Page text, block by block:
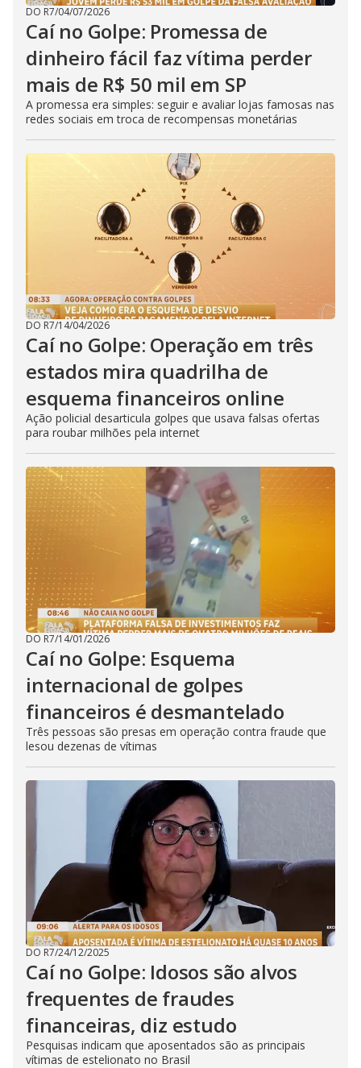
DO R7/04/07/2026
Caí no Golpe: Promessa de
dinheiro fácil faz vítima perder
mais de R$ 50 mil em SP
A promessa era simples: seguir e avaliar lojas famosas nas
redes sociais em troca de recompensas monetárias
DO R7/14/04/2026
Caí no Golpe: Operação em três
estados mira quadrilha de
esquema financeiros online
Ação policial desarticula golpes que usava falsas ofertas
para roubar milhões pela internet
DO R7/14/01/2026
Caí no Golpe: Esquema
internacional de golpes
financeiros é desmantelado
Três pessoas são presas em operação contra fraude que
lesou dezenas de vítimas
DO R7/24/12/2025
Caí no Golpe: Idosos são alvos
frequentes de fraudes
financeiras, diz estudo
Pesquisas indicam que aposentados são as principais
vítimas de estelionato no Brasil